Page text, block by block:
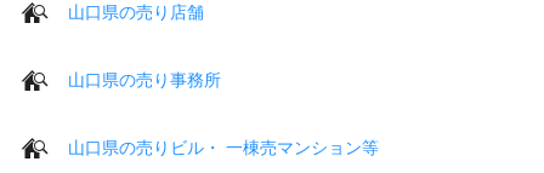
山口県の売り店舗
山口県の売り事務所
山口県の売りビル・ 一棟売マンション等